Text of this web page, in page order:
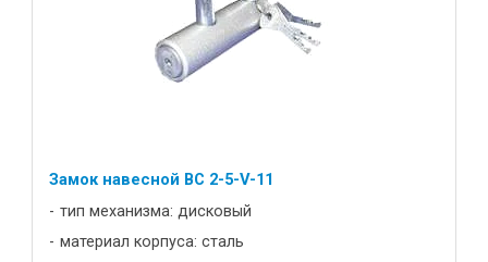
Замок навесной BC 2-5-V-11
тип механизма: дисковый
материал корпуса: сталь